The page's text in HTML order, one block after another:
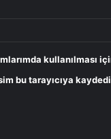
kullanılması
bu tarayıcıya